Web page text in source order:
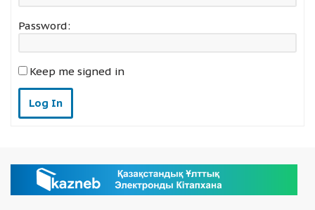
Password:
Keep me signed in
Log In